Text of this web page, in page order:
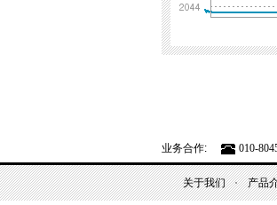
业务合作: 010-
关于我们 产品